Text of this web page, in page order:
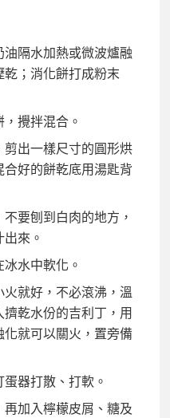
隔水加熱或微波爐融
；消化餅打成粉末
攪拌混合。
出一樣尺寸的圓形烘
好的餅乾底用湯匙背
要刨到白肉的地方，
來。
水中軟化。
就好，不必滾沸，溫
乾水份的吉利丁，用
就可以關火，置旁備
器打散、打軟。
加入檸檬皮屑、糖及